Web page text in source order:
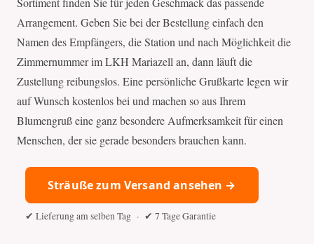
Arrangement. Geben Sie bei der Bestellung einfach den
Namen des Empfängers, die Station und nach Möglichkeit die
Zimmernummer im LKH Mariazell an, dann läuft die
Zustellung reibungslos. Eine persönliche Grußkarte legen wir
auf Wunsch kostenlos bei und machen so aus Ihrem
Blumengruß eine ganz besondere Aufmerksamkeit für einen
Menschen, der sie gerade besonders brauchen kann.
Sträuße zum Versand ansehen →
✔ Lieferung am selben Tag · ✔ 7 Tage Garantie